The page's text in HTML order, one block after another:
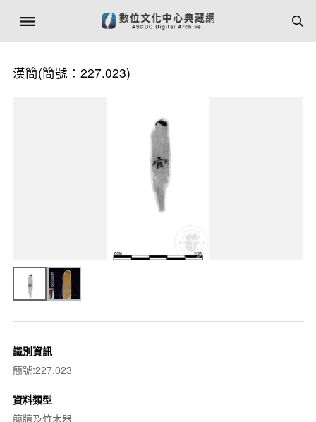
漢簡(簡號：227.023)
識別資訊
簡號:227.023
資料類型
簡牘及竹木器